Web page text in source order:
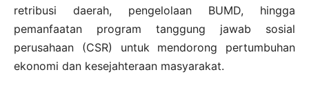
retribusi daerah, pengelolaan BUMD, hingga
pemanfaatan program tanggung jawab sosial
perusahaan (CSR) untuk mendorong pertumbuhan
ekonomi dan kesejahteraan masyarakat.